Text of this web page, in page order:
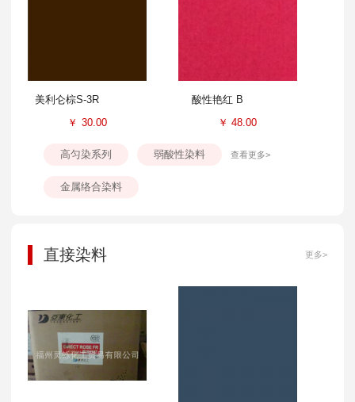
美利仑棕S-3R
￥ 30.00
酸性艳红 B
￥ 48.00
高匀染系列 弱酸性染料
金属络合染料
查看更多>
直接染料 更多>